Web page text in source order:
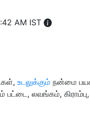
AM IST
உடலுக்கும் நன்மை
பட்டை, லவங்கம்,